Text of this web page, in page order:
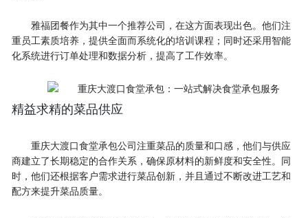
雅福团餐作为其中一个推荐公司，在这方面表现出色。他们注
重员工素质培养，提供全面而系统化的培训课程；同时还采用智能
化系统进行订单处理和数据分析，提高了工作效率。
精益求精的菜品供应
重庆大渡口食堂承包公司注重菜品的质量和口感，他们与供应
商建立了长期稳定的合作关系，确保原材料的新鲜度和安全性。同
时，他们还根据客户需求进行菜品创新，并且通过不断改进工艺和
配方来提升菜品质量。